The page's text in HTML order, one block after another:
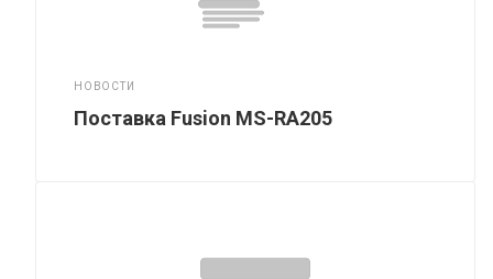
НОВОСТИ
Поставка Fusion MS-RA205